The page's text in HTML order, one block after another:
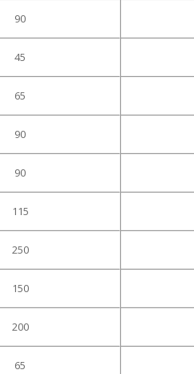
90
45
65
90
90
115
250
150
200
65